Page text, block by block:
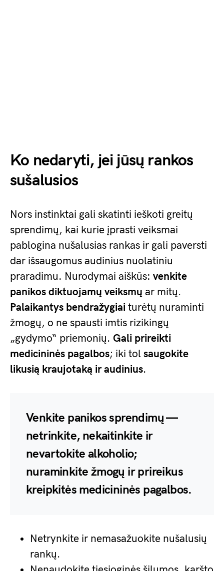
Ko nedaryti, jei jūsų rankos
sušalusios
Nors instinktai gali skatinti ieškoti greitų
sprendimų, kai kurie įprasti veiksmai
pablogina nušalusias rankas ir gali paversti
dar išsaugomus audinius nuolatiniu
praradimu. Nurodymai aiškūs: venkite
panikos diktuojamų veiksmų ar mitų.
Palaikantys bendražygiai turėtų nuraminti
žmogų, o ne spausti imtis rizikingų
„gydymo“ priemonių. Gali prireikti
medicininės pagalbos; iki tol saugokite
likusią kraujotaką ir audinius.
Venkite panikos sprendimų —
netrinkite, nekaitinkite ir
nevartokite alkoholio;
nuraminkite žmogų ir prireikus
kreipkitės medicininės pagalbos.
Netrynkite ir nemasažuokite nušalusių
rankų.